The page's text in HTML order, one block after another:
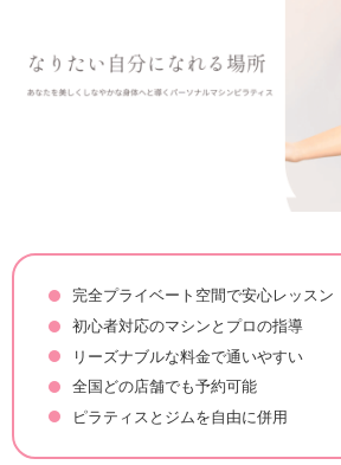
完全プライベート空間で安心レッスン
初心者対応のマシンとプロの指導
リーズナブルな料金で通いやすい
全国どの店舗でも予約可能
ピラティスとジムを自由に併用